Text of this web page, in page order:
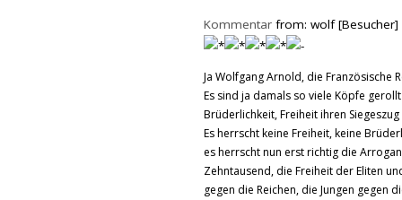
Kommentar from: wolf [Besucher]
Ja Wolfgang Arnold, die Französische
Es sind ja damals so viele Köpfe
Brüderlichkeit, Freiheit ihren
Es herrscht keine Freiheit, keine
es herrscht nun erst richtig die
Zehntausend, die Freiheit der Eliten
gegen die Reichen, die Jungen gegen